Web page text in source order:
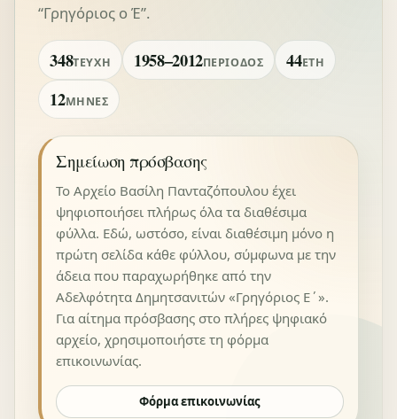
“Γρηγόριος ο Έ”.
348ΤΕΎΧΗ 1958–2012ΠΕΡΊΟΔΟΣ 44ΈΤΗ
12ΜΉΝΕΣ
Σημείωση πρόσβασης
Το Αρχείο Βασίλη Πανταζόπουλου έχει
ψηφιοποιήσει πλήρως όλα τα διαθέσιμα
φύλλα. Εδώ, ωστόσο, είναι διαθέσιμη μόνο η
πρώτη σελίδα κάθε φύλλου, σύμφωνα με την
άδεια που παραχωρήθηκε από την
Αδελφότητα Δημητσανιτών «Γρηγόριος Ε΄».
Για αίτημα πρόσβασης στο πλήρες ψηφιακό
αρχείο, χρησιμοποιήστε τη φόρμα
επικοινωνίας.
Φόρμα επικοινωνίας